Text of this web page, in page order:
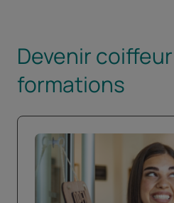
Devenir
formations